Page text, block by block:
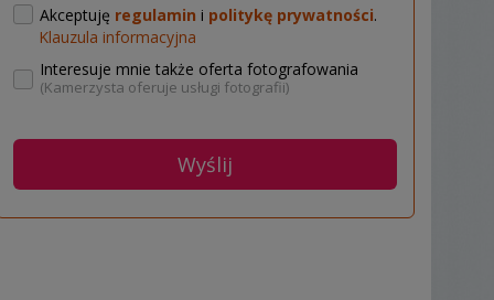
Akceptuję regulamin i politykę prywatności.
Klauzula informacyjna
Interesuje mnie także oferta fotografowania
(Kamerzysta oferuje usługi fotografii)